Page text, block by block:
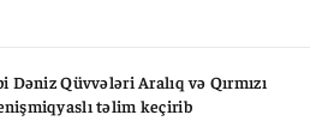
Dəniz Qüvvələri Aralıq və Qırmızı
təlim keçirib